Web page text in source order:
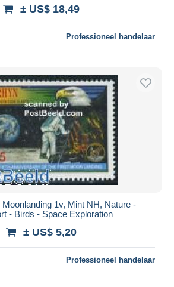
± US$ 18,49
Professioneel handelaar
1v, Mint NH, Nature -
- Birds - Space Exploration
± US$ 5,20
Professioneel handelaar